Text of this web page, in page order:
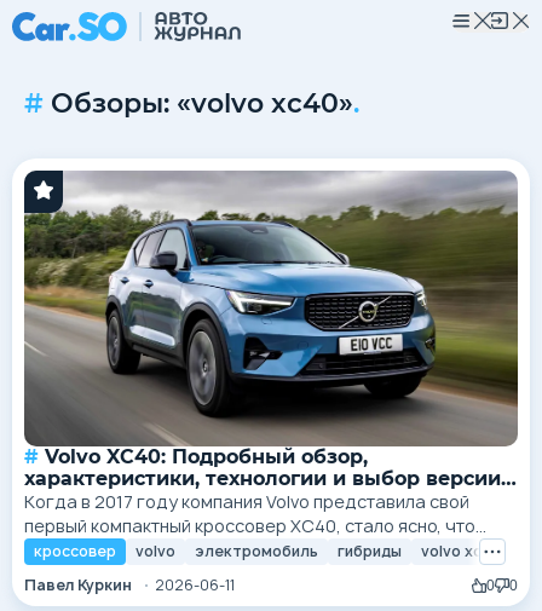
Обзоры: «volvo xc40».
характеристики, технологии и выбор версии
H1: Volvo XC40 — симбиоз скандинавской
практичности и прогрессивного дизайна
Когда в 2017 году компания Volvo представила свой
первый компактный кроссовер XC40, стало ясно, что
шведский бренд намерен радикально омолодить свою
аудиторию. В отличие от старших моделей XC60 и XC90,
которые транслируют спокойствие и статус, XC40 принес
кроссовер volvo электромобиль гибриды
volvo xc40
Павел Куркин
2026-06-11 0 0